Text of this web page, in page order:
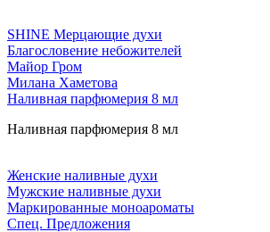
SHINE Мерцающие духи
Благословение небожителей
Майор Гром
Милана Хаметова
Наливная парфюмерия 8 мл
Наливная парфюмерия 8 мл
Женские наливные духи
Мужские наливные духи
Маркированные моноароматы
Cпец. Предложения